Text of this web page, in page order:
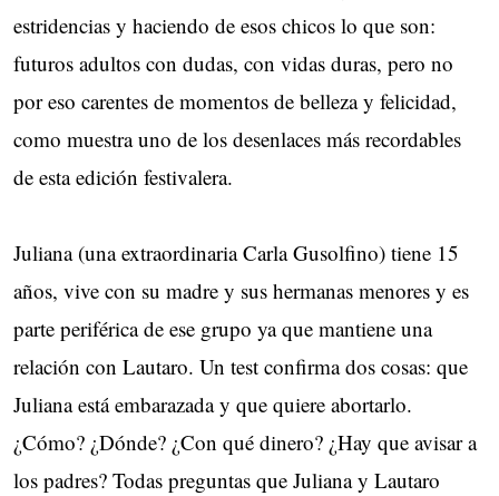
estridencias y haciendo de esos chicos lo que son:
futuros adultos con dudas, con vidas duras, pero no
por eso carentes de momentos de belleza y felicidad,
como muestra uno de los desenlaces más recordables
de esta edición festivalera.
Juliana (una extraordinaria Carla Gusolfino) tiene 15
años, vive con su madre y sus hermanas menores y es
parte periférica de ese grupo ya que mantiene una
relación con Lautaro. Un test confirma dos cosas: que
Juliana está embarazada y que quiere abortarlo.
¿Cómo? ¿Dónde? ¿Con qué dinero? ¿Hay que avisar a
los padres? Todas preguntas que Juliana y Lautaro